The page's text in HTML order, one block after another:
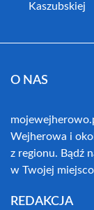
Kaszubskiej
O NAS
Wejherowa i
z regionu. Bądź
w Twojej
REDAKCJA